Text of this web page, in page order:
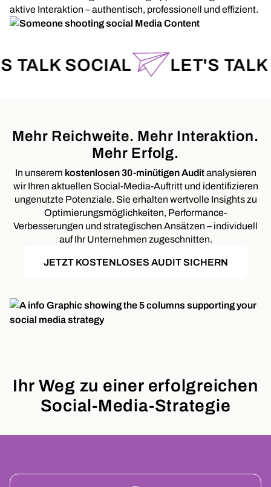
aktive Interaktion – authentisch, professionell und effizient.
SOCIAL LET'S TALK
Mehr Reichweite. Mehr Interaktion.
Mehr Erfolg.
In unserem kostenlosen 30-minütigen Auditanalysieren
wir Ihren aktuellen Social-Media-Auftritt und identifizieren
ungenutzte Potenziale. Sie erhalten wertvolle Insights zu
Optimierungsmöglichkeiten, Performance-
Verbesserungen und strategischen Ansätzen – individuell
auf Ihr Unternehmen zugeschnitten.
JETZT KOSTENLOSES AUDIT SICHERN
Ihr Weg zu einer erfolgreichen
Social-Media-Strategie